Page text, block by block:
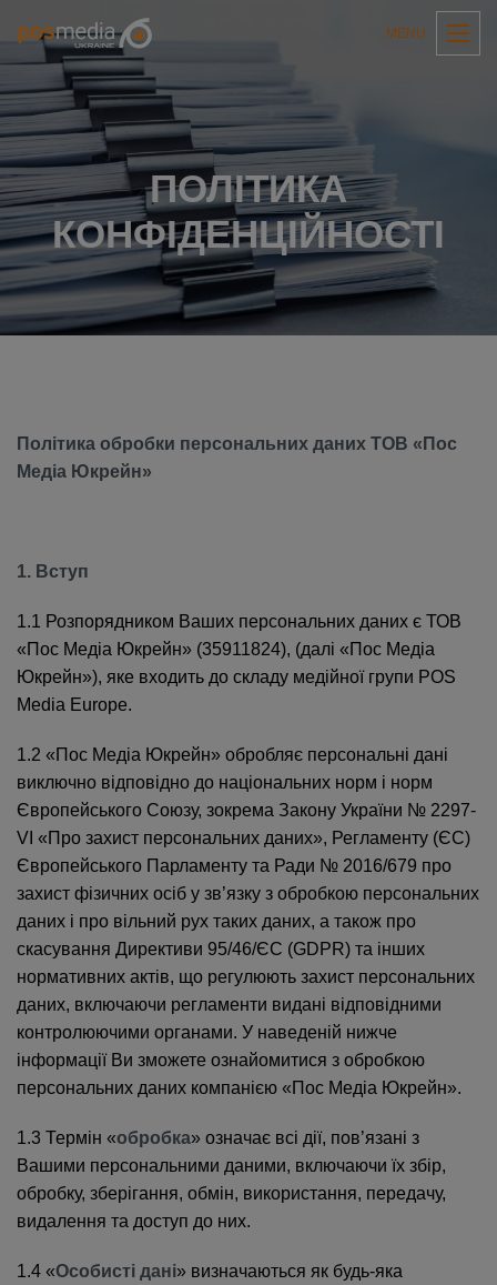
MENU
ПОЛІТИКА
КОНФІДЕНЦІЙНОСТІ
Політика обробки персональних даних ТОВ «Пос
Медіа Юкрейн»
1. Вступ
1.1 Розпорядником Ваших персональних даних є ТОВ
«Пос Медіа Юкрейн» (35911824), (далі «Пос Медіа
Юкрейн»), яке входить до складу медійної групи POS
Media Europe.
1.2 «Пос Медіа Юкрейн» обробляє персональні дані
виключно відповідно до національних норм і норм
Європейського Союзу, зокрема Закону України № 2297-
VI «Про захист персональних даних», Регламенту (ЄС)
Європейського Парламенту та Ради № 2016/679 про
захист фізичних осіб у зв’язку з обробкою персональних
даних і про вільний рух таких даних, а також про
скасування Директиви 95/46/ЄC (GDPR) та інших
нормативних актів, що регулюють захист персональних
даних, включаючи регламенти видані відповідними
контролюючими органами. У наведеній нижче
інформації Ви зможете ознайомитися з обробкою
персональних даних компанією «Пос Медіа Юкрейн».
1.3 Термін «обробка» означає всі дії, пов’язані з
Вашими персональними даними, включаючи їх збір,
обробку, зберігання, обмін, використання, передачу,
видалення та доступ до них.
1.4 «Особисті дані» визначаються як будь-яка